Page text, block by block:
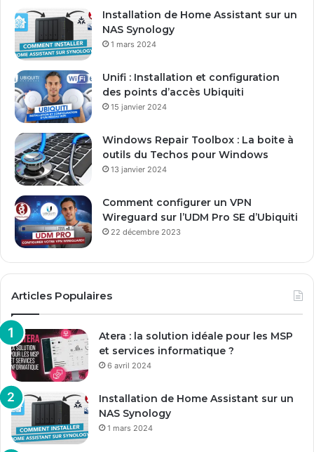
s
e
m
a
Installation de Home Assistant sur un
NAS Synology
1 mars 2024
Unifi : Installation et configuration
des points d’accès Ubiquiti
15 janvier 2024
Windows Repair Toolbox : La boite à
outils du Techos pour Windows
13 janvier 2024
Comment configurer un VPN
Wireguard sur l’UDM Pro SE d’Ubiquiti
22 décembre 2023
Articles Populaires
Atera : la solution idéale pour les MSP
et services informatique ?
6 avril 2024
Installation de Home Assistant sur un
NAS Synology
1 mars 2024